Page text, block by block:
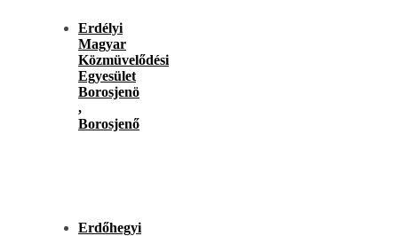
Erdélyi
Magyar
Közmüvelődési
Egyesület
Borosjenö
,
Borosjenő
Erdőhegyi